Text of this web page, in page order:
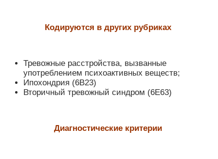
Кодируются в других рубриках
Тревожные расстройства, вызванные
употреблением психоактивных веществ;
Ипохондрия (6B23)
Вторичный тревожный синдром (6Е63)
Диагностические критерии